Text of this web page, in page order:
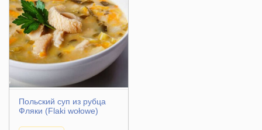
Польский суп из рубца
Фляки (Flaki wołowe)